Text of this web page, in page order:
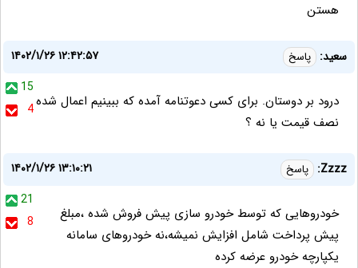
هستن
سعید: پاسخ
۱۴۰۲/۱/۲۶ ۱۲:۴۲:۵۷
15
4درود بر دوستان. برای کسی دعوتنامه آمده که ببینیم اعمال شده
نصف قیمت یا نه ؟
Zzzz: پاسخ
۱۴۰۲/۱/۲۶ ۱۳:۱۰:۲۱
21
8
خودروهایی که توسط خودرو سازی پیش فروش شده ،مبلغ
پیش پرداخت شامل افزایش نمیشه،نه خودروهای سامانه
یکپارچه خودرو عرضه کرده